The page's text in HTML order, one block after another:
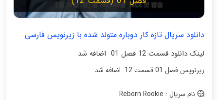
دانلود سریال تازه‌ کار دوباره‌ متولد شده با زیرنویس فارسی
لینک دانلود قسمت 12 فصل 01 اضافه شد
زیرنویس فصل 01 قسمت 12 اضافه شد
نام سریال : Reborn Rookie